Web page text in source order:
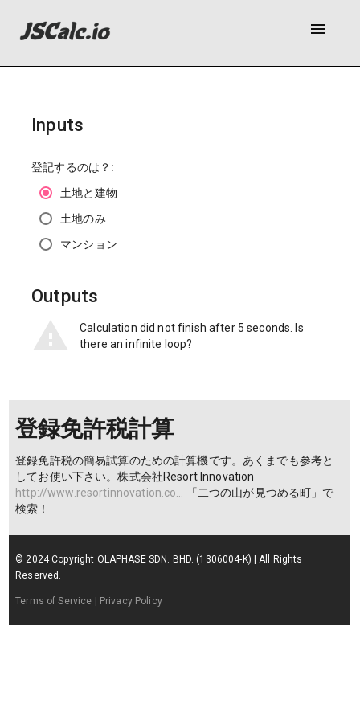
menu
Inputs
登記するのは？:
土地と建物
土地のみ
マンション
Outputs
Calculation did not finish after 5 seconds. Is
there an infinite loop?
登録免許税計算
登録免許税の簡易試算のための計算機です。あくまでも参考と
してお使い下さい。株式会社Resort Innovation
http://www.resortinnovation.co…
「二つの山が見つめる町」で
検索！
© 2024 Copyright OLAPHASE SDN. BHD. (1306004-K) | All Rights
Reserved.
Terms of Service | Privacy Policy